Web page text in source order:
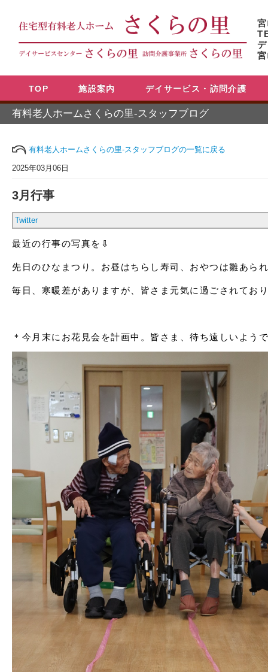
TOP 施設案内 デイサービス・訪問介護
有料老人ホームさくらの里-スタッフブログ
有料老人ホームさくらの里-スタッフブログの一覧に戻る
2025年03月06日
3月行事
Twitter
最近の行事の写真を⇩
先日のひなまつり。お昼はちらし寿司、おやつは雛あら
毎日、寒暖差がありますが、皆さま元気に過ごされてお
＊今月末にお花見会を計画中。 皆さま、待ち遠しいよう